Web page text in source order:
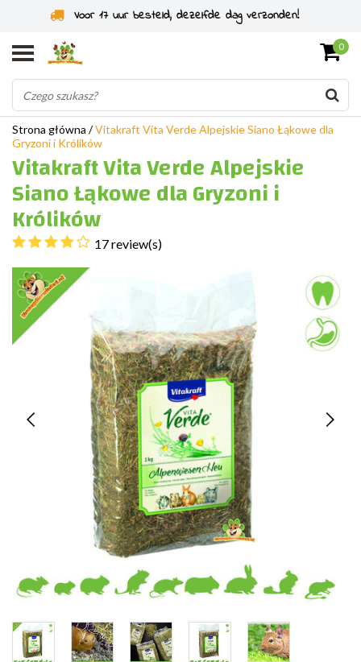
Specjaliści od gryzoni od 2011 roku
0
Strona główna /Vitakraft Vita Verde Alpejskie Siano Łąkowe dla
Gryzoni i Królików
Vitakraft Vita Verde Alpejskie
Siano Łąkowe dla Gryzoni i
Królików
17 review(s)